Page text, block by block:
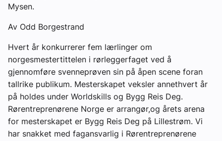
Nyheter
Mysen.
Av Odd Borgestrand
Hvert år konkurrerer fem lærlinger om
norgesmestertittelen i rørleggerfaget ved å
gjennomføre svenneprøven sin på åpen scene foran
tallrike publikum. Mesterskapet veksler annethvert år
på holdes under Worldskills og Bygg Reis Deg.
Rørentreprenørene Norge er arrangør,og årets arena
for mesterskapet er Bygg Reis Deg på Lillestrøm. Vi
har snakket med fagansvarlig i Rørentreprenørene